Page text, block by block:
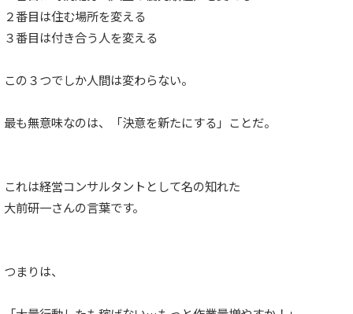
２番目は住む場所を変える
３番目は付き合う人を変える
この３つでしか人間は変わらない。
最も無意味なのは、「決意を新たにする」ことだ。
これは経営コンサルタントとして名の知れた
大前研一さんの言葉です。
つまりは、